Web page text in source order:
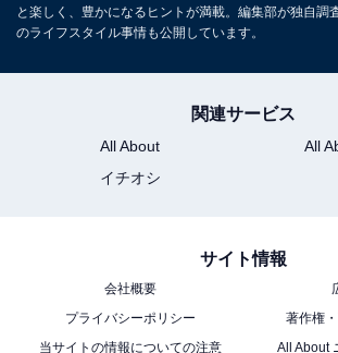
つくすサービス」「新たな食体験と愛
イ」について、詳しくみていきましょう
次ページ
旧市庁舎のレトロ
内にちりばめられ
と楽しく、豊かになるヒントが満載。編集部が独自調
のライフスタイル事情も公開しています。
関連サービス
All About
All
イチオシ
サイト情報
会社概要
プライバシーポリシー
著作権
当サイトの情報についての注意
All About